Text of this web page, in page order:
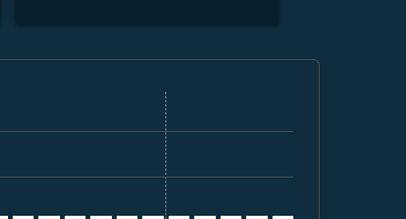
disclaimer. オファーを探す
offers-disclaimer. オファーを探す
view-offers-disclaimer. オファーを探す
cmp-view-offers-disclaimer. オファーを探す
cmp-view-offers-disclaimer. オファーを探す
cmp-view-offers-disclaimer. オファーを探す
FUK–HKG: cmp-view-offers-disclaimer. オファーを探す
FUK–HKG: cmp-view-offers-disclaimer. オファーを探す
FUK–HKG: cmp-view-offers-disclaimer. オファーを探す
FUK–HKG: cmp-view-offers-disclaimer. オファーを探
FUK–HKG: cmp-view-offers-disclaimer. オファー
FUK–HKG: cmp-view-offers-disclaimer. オフ